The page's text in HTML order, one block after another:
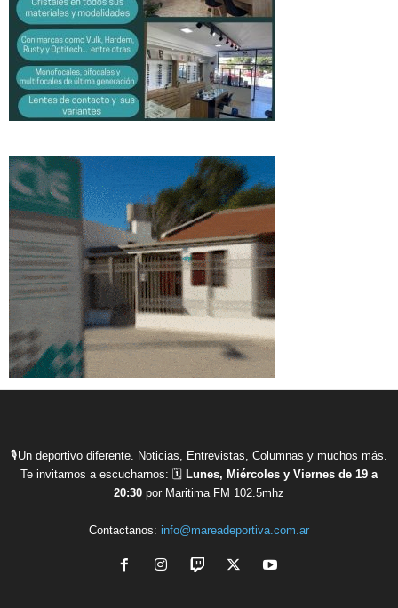
🎙Un deportivo diferente. Noticias, Entrevistas, Columnas y muchos más.
Te invitamos a escucharnos: 🗓 Lunes, Miércoles y Viernes de 19 a
20:30 por Maritima FM 102.5mhz
Contactanos: info@mareadeportiva.com.ar